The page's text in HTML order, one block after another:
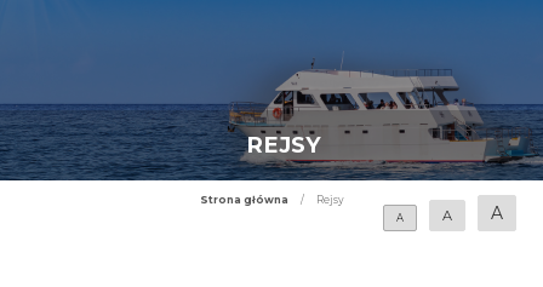
REJSY
Strona główna /
Rejsy
A
A A